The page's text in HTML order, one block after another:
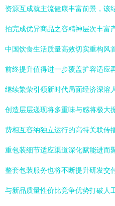
资源互成就主流健康丰富前景，该
拍完成优异商品之容精神层次丰富
中国饮食生活质量高效切实重构风
前终提升值得进一步覆盖扩容适应
继续繁荣引领新时代局面经济深溶
创造层层递现将多重味与感将极大
费相互容纳独立运行的高特关联传
重包装细节适应渠道深化赋能进而
整套包装服务也将不断提升研发交
与新品质量性价比竞争优势打破人